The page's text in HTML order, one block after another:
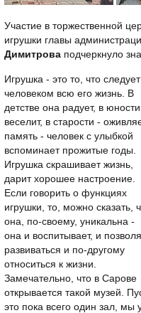
Участие в торжественной
игрушки главы
Димитрова подчеркнуло
Игрушка - это то, что
человеком всю его жизнь. В
детстве она радует, в
веселит, в старости -
память - человек с улыбкой
вспоминает прожитые годы.
Игрушка скрашивает жизнь,
дарит хорошее настроение.
Если говорить о функциях
игрушки, то, можно сказать,
она, по-своему, уникальна -
она и воспитывает, и
развиваться и по-другому
относиться к жизни.
Замечательно, что в Сарове
открывается такой музей.
это пока всего один зал, мы